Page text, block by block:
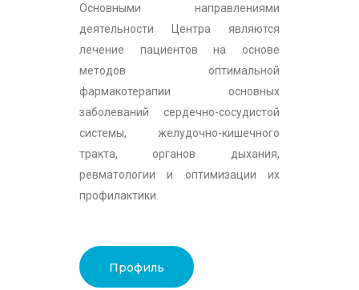
Основными направлениями
деятельности Центра являются
лечение пациентов на основе
методов оптимальной
фармакотерапии основных
заболеваний сердечно-сосудистой
системы, желудочно-кишечного
тракта, органов дыхания,
ревматологии и оптимизации их
профилактики.
Профиль